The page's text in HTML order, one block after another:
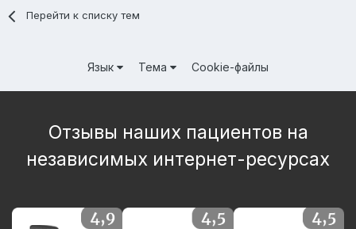
Перейти к списку тем
Язык Тема Cookie-файлы
Отзывы наших пациентов на
независимых интернет-ресурсах